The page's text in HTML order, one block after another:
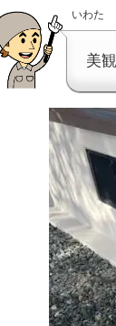
いわた
美